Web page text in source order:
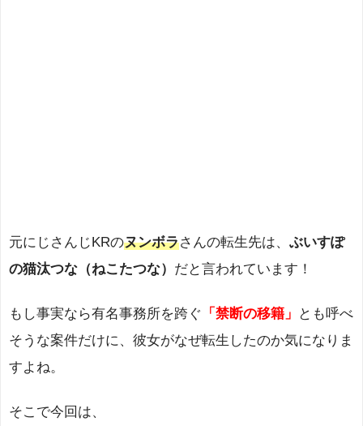
元にじさんじKRのヌンボラさんの転生先は、 ぶいすぽ
の猫汰つな（ねこたつな） だと言われています！
もし事実なら有名事務所を跨ぐ 「禁断の移籍」
とも呼べ
そうな案件だけに、彼女がなぜ転生したのか気になりま
すよね。
そこで今回は、